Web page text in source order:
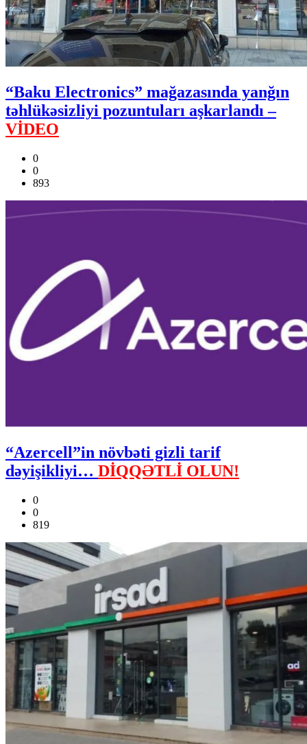
“Baku Electronics” mağazasında yanğın
təhlükəsizliyi pozuntuları aşkarlandı –
VİDEO
0
0
893
“Azercell”in növbəti gizli tarif
dəyişikliyi… DİQQƏTLİ OLUN!
0
0
819